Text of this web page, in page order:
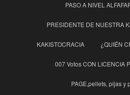
PASO A NIVEL
PRESIDENTE DE NUESTRA
KAKISTOCRACIA ¿QUIÉN
007 Votos CON LICENCIA
PAGE,pellets, pijas y